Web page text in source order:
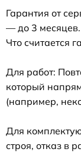
Гарантия от
— до 3 месяцев.
Что считается
Для работ:
который
(например,
Для
строя, отказ в